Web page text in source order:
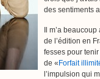
des sentiments
Il m’a
de l’édition en
fesses pour
de « Forfait
l’impulsion qui